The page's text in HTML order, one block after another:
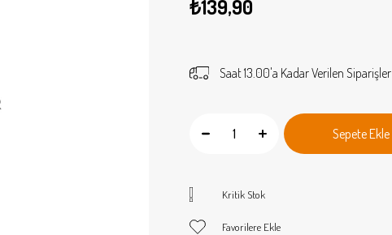
₺139,90
Saat 13.00'a Kadar Verilen Siparişler
Kritik Stok
Favorilere Ekle